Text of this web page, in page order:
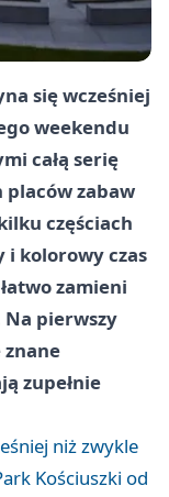
się wcześniej
weekendu
całą serię
placów zabaw
częściach
i kolorowy czas
zamieni
Na pierwszy
znane
zupełnie
niż zwykle
Kościuszki od